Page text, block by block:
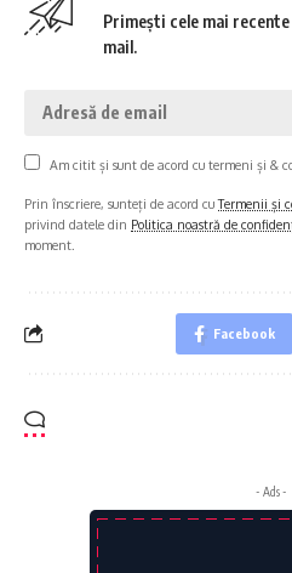
Primești cele mai
mail.
Am citit și sunt de acord cu termeni și &
Prin înscriere, sunteți de acord cuTermenii și
privind datele din Politica noastră de
moment.
Facebook
- Ads -